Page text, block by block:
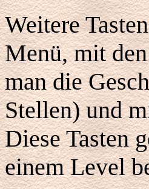
Weitere
Menü, mit
man die
Stellen) und
Diese Tasten
einem Level